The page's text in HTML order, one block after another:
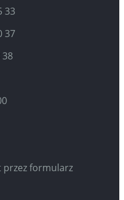
33
37
38
przez formularz